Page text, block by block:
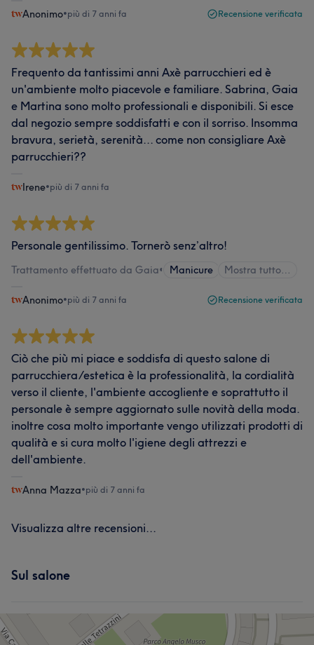
Anonimo•più di 7 anni fa Recensione verificata
Frequento da tantissimi anni Axè parrucchieri ed è
un'ambiente molto piacevole e familiare. Sabrina, Gaia
e Martina sono molto professionali e disponibili. Si esce
dal negozio sempre soddisfatti e con il sorriso. Insomma
bravura, serietà, serenità... come non consigliare Axè
parrucchieri??
Irene•più di 7 anni fa
Personale gentilissimo. Tornerò senz’altro!
Trattamento effettuato da Gaia• Manicure Mostra tutto…
Anonimo•più di 7 anni fa Recensione verificata
Ciò che più mi piace e soddisfa di questo salone di
parrucchiera/estetica è la professionalità, la cordialità
verso il cliente, l'ambiente accogliente e soprattutto il
personale è sempre aggiornato sulle novità della moda.
inoltre cosa molto importante vengo utilizzati prodotti di
qualità e si cura molto l'igiene degli attrezzi e
dell'ambiente.
Anna Mazza•più di 7 anni fa
Visualizza altre recensioni...
Sul salone